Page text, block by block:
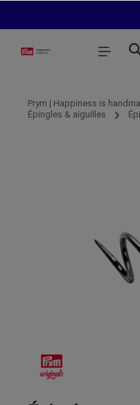
Prym | Happiness is
Épingles & aiguilles